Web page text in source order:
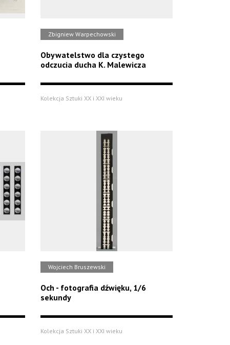
Zbigniew Warpechowski
Obywatelstwo dla czystego
odczucia ducha K. Malewicza
Kolekcja Sztuki XX i XXI wieku
Wojciech Bruszewski
Och - fotografia dźwięku, 1/6
sekundy
Kolekcja Sztuki XX i XXI wieku